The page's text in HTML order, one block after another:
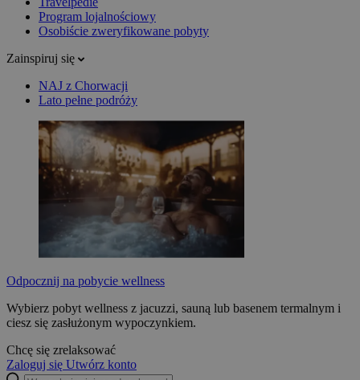
Program lojalnościowy
Osobiście zweryfikowane pobyty
Zainspiruj się
NAJ z Chorwacji
Lato pełne podróży
Odpocznij na pobycie wellness
Wybierz pobyt wellness z jacuzzi, sauną lub basenem termalnym i
ciesz się zasłużonym wypoczynkiem.
Chcę się zrelaksować
Zaloguj się Utwórz konto